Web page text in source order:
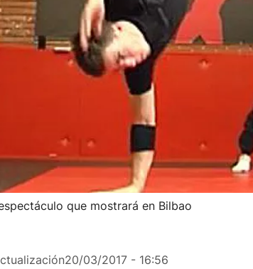
que mostrará en Bilbao
20/03/2017 - 16:56